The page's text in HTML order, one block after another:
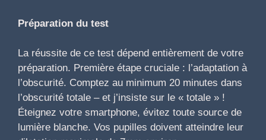
Préparation du test
La réussite de ce test dépend entièrement de votre
préparation. Première étape cruciale : l’adaptation à
l’obscurité. Comptez au minimum 20 minutes dans
l’obscurité totale – et j’insiste sur le « totale » !
Éteignez votre smartphone, évitez toute source de
lumière blanche. Vos pupilles doivent atteindre leur